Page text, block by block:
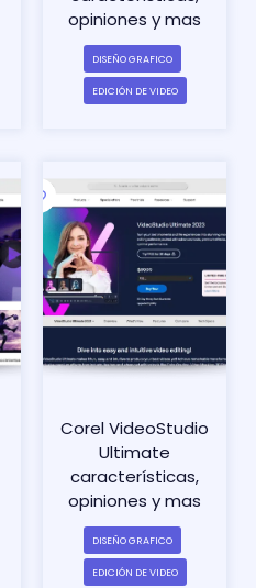
opiniones y mas
DISEÑO GRAFICO
EDICIÓN DE VIDEO
Corel VideoStudio
Ultimate
características,
opiniones y mas
DISEÑO GRAFICO
EDICIÓN DE VIDEO